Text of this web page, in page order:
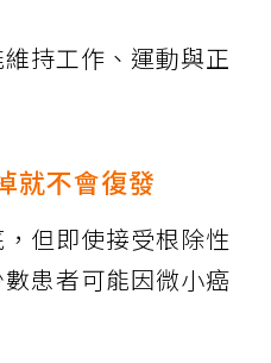
持工作、運動與正
就不會復發
但即使接受根除性
患者可能因微小癌